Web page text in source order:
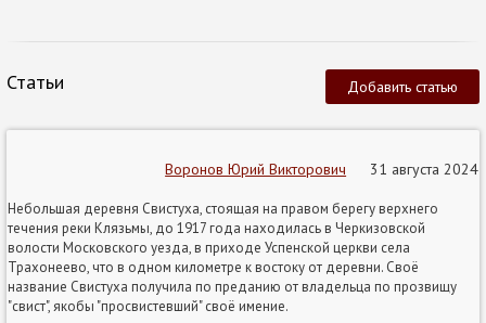
Добавить статью
Статьи
Воронов Юрий Викторович 31 августа 2024
Небольшая деревня Свистуха, стоящая на правом берегу верхнего
течения реки Клязьмы, до 1917 года находилась в Черкизовской
волости Московского уезда, в приходе Успенской церкви села
Трахонеево, что в одном километре к востоку от деревни. Своё
название Свистуха получила по преданию от владельца по прозвищу
"свист", якобы "просвистевший" своё имение.